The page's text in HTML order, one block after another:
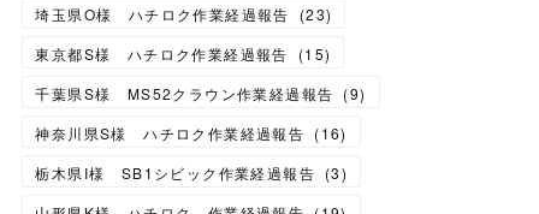
埼玉県O様 ハチロク作業経過報告
(23)
東京都S様 ハチロク作業経過報告
(15)
千葉県S様 MS52クラウン作業経過報告 (9)
神奈川県S様 ハチロク作業経過報告 (16)
栃木県I様 SB1シビック作業経過報告 (3)